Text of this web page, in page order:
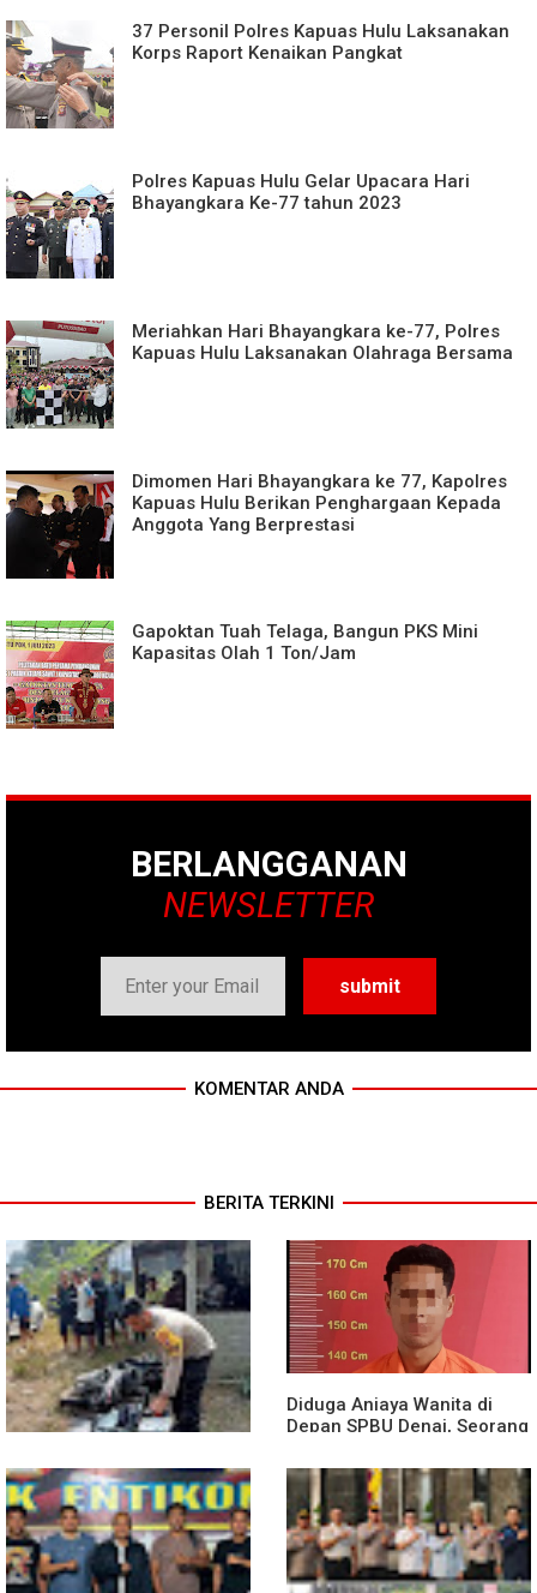
37 Personil Polres Kapuas Hulu Laksanakan
Korps Raport Kenaikan Pangkat
Polres Kapuas Hulu Gelar Upacara Hari
Bhayangkara Ke-77 tahun 2023
Meriahkan Hari Bhayangkara ke-77, Polres
Kapuas Hulu Laksanakan Olahraga Bersama
Dimomen Hari Bhayangkara ke 77, Kapolres
Kapuas Hulu Berikan Penghargaan Kepada
Anggota Yang Berprestasi
Gapoktan Tuah Telaga, Bangun PKS Mini
Kapasitas Olah 1 Ton/Jam
BERLANGGANAN
NEWSLETTER
KOMENTAR ANDA
BERITA TERKINI
Truk Kontainer Oleng Tabrak
Vario, Warga Kapuas
Meninggal di Dusun Mak
Tampong
Diduga Aniaya Wanita di
Depan SPBU Denai, Seorang
Medan Area